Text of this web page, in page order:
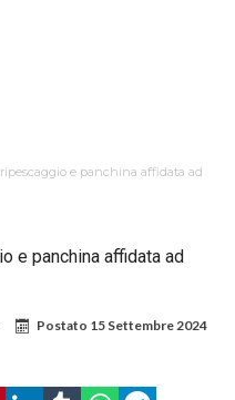
e panchina affidata ad
e panchina affidata ad
Postato 15 Settembre 2024